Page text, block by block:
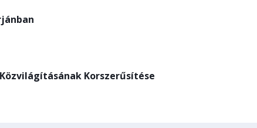
Korszerűsítése